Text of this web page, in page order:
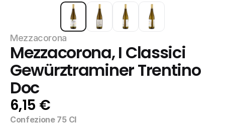
Mezzacorona
Mezzacorona, I Classici
Gewürztraminer Trentino
Doc
6,15 €
Confezione 75 Cl